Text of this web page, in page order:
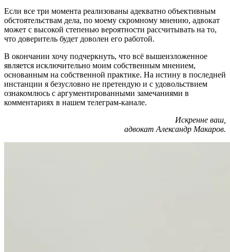
Если все три момента реализованы адекватно объективным
обстоятельствам дела, по моему скромному мнению, адвокат
может с высокой степенью вероятности рассчитывать на то,
что доверитель будет доволен его работой.
В окончании хочу подчеркнуть, что всё вышеизложенное
является исключительно моим собственным мнением,
основанным на собственной практике. На истину в последней
инстанции я безусловно не претендую и с удовольствием
ознакомлюсь с аргументированными замечаниями в
комментариях в нашем телеграм-канале.
Искренне ваш,
адвокат Александр Макаров.